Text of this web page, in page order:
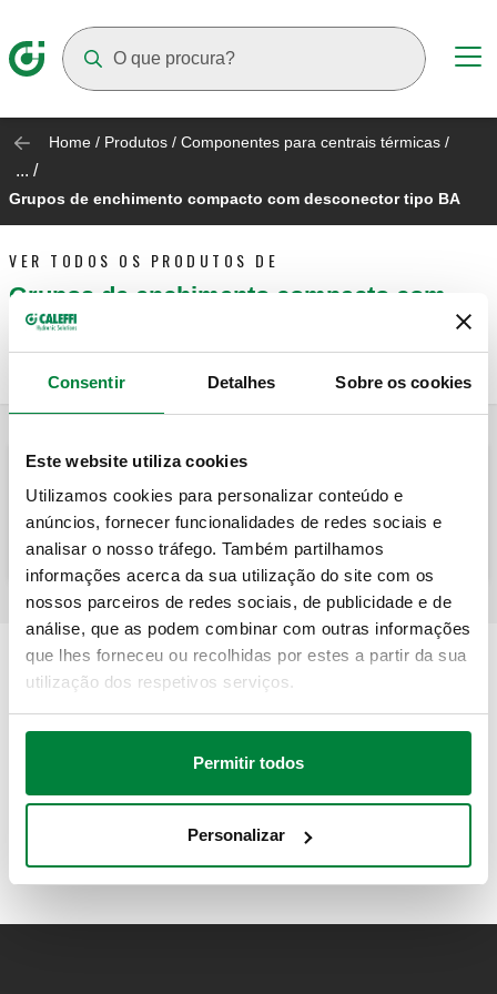
Consentir Detalhes Sobre os cookies
Este website utiliza cookies
Utilizamos cookies para personalizar conteúdo e
anúncios, fornecer funcionalidades de redes sociais e
analisar o nosso tráfego. Também partilhamos
informações acerca da sua utilização do site com os
nossos parceiros de redes sociais, de publicidade e de
análise, que as podem combinar com outras informações
que lhes forneceu ou recolhidas por estes a partir da sua
utilização dos respetivos serviços.
Permitir todos
Personalizar
Home / Produtos / Componentes para centrais térmicas /
... /
Grupos de enchimento compacto com desconector tipo BA
VER TODOS OS PRODUTOS DE
Grupos de enchimento compacto com
desconector tipo BA
Grupo compacto de enchimento
EN 1717 com desconector tipo BA,
válvulas de interceção, filtro, tomadas de
pressão para verificação do desconector e
redutora de pressão.